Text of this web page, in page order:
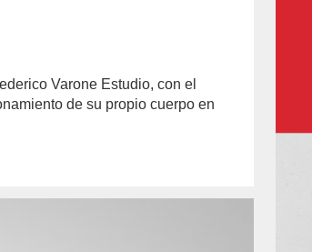
Varone Estudio, con el
de su propio cuerpo en